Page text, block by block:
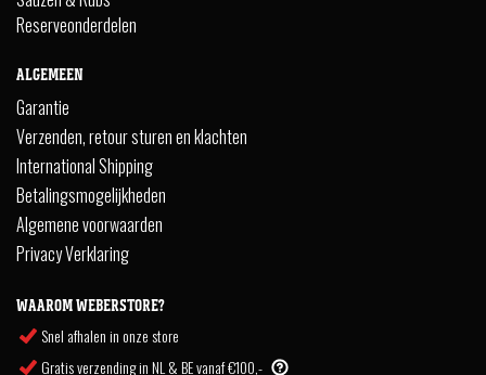
Reserveonderdelen
ALGEMEEN
Garantie
Verzenden, retour sturen en klachten
International Shipping
Betalingsmogelijkheden
Algemene voorwaarden
Privacy Verklaring
WAAROM WEBERSTORE?
Snel afhalen in onze store
Gratis verzending in NL & BE vanaf €100,-